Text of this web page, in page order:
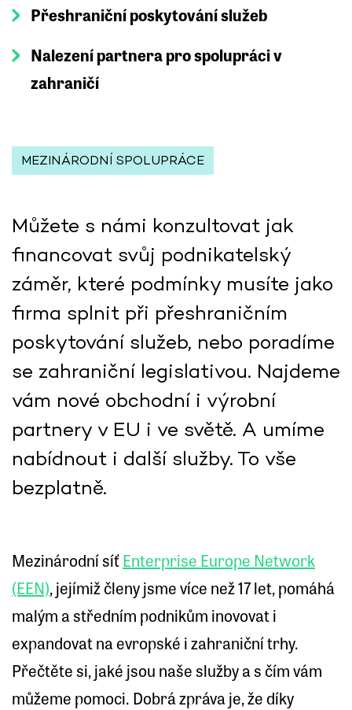
Přeshraniční poskytování služeb
Nalezení partnera pro spolupráci v
zahraničí
MEZINÁRODNÍ SPOLUPRÁCE
Můžete s námi konzultovat jak
financovat svůj podnikatelský
záměr, které podmínky musíte jako
firma splnit při přeshraničním
poskytování služeb, nebo poradíme
se zahraniční legislativou. Najdeme
vám nové obchodní i výrobní
partnery v EU i ve světě. A umíme
nabídnout i další služby. To vše
bezplatně.
Mezinárodní síť Enterprise Europe Network
(EEN), jejímiž členy jsme více než 17 let, pomáhá
malým a středním podnikům inovovat i
expandovat na evropské i zahraniční trhy.
Přečtěte si, jaké jsou naše služby a s čím vám
můžeme pomoci. Dobrá zpráva je, že díky